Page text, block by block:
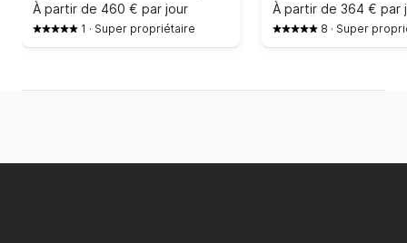
À partir de 460 € par jour
1 · Super propriétaire
À partir de 364 € par
8 · Super